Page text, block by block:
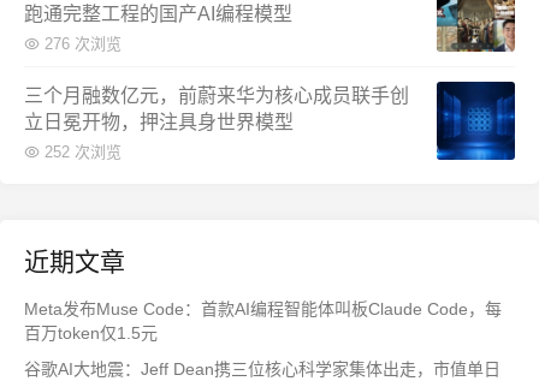
跑通完整工程的国产AI编程模型
276 次浏览
三个月融数亿元，前蔚来华为核心成员联手创
立日冕开物，押注具身世界模型
252 次浏览
近期文章
Meta发布Muse Code：首款AI编程智能体叫板Claude Code，每
百万token仅1.5元
谷歌AI大地震：Jeff Dean携三位核心科学家集体出走，市值单日